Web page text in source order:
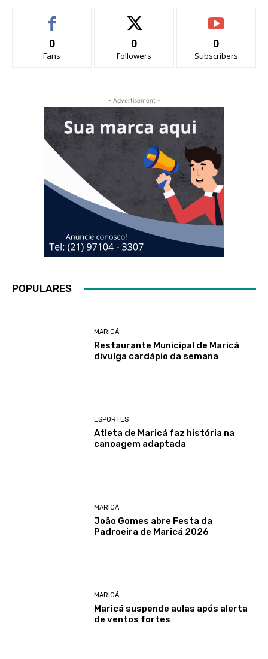
0
Fans
0
Followers
0
Subscribers
- Advertisement -
POPULARES
MARICÁ
Restaurante Municipal de Maricá
divulga cardápio da semana
ESPORTES
Atleta de Maricá faz história na
canoagem adaptada
MARICÁ
João Gomes abre Festa da
Padroeira de Maricá 2026
MARICÁ
Maricá suspende aulas após alerta
de ventos fortes